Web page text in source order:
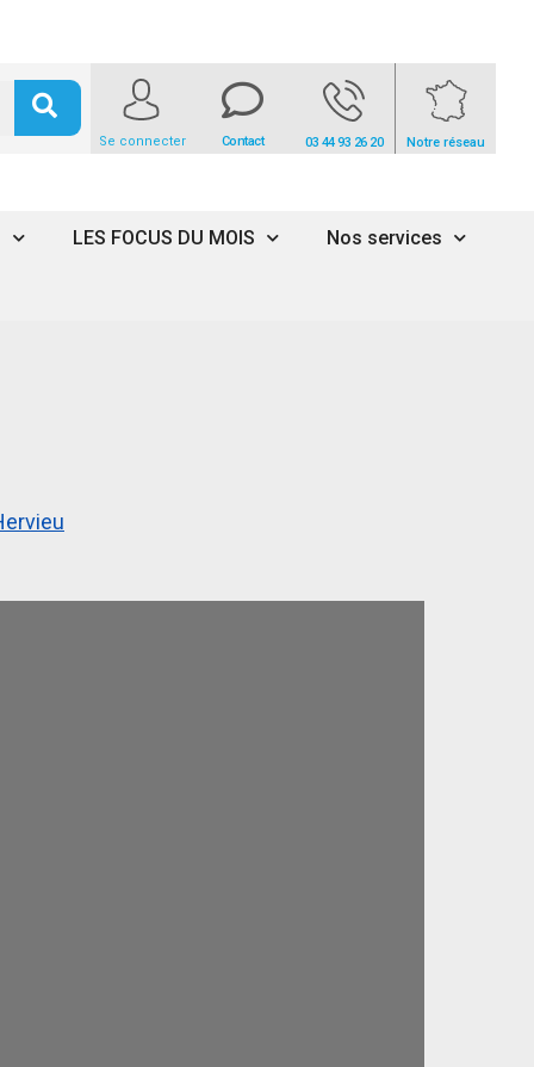
Se connecter Contact 03 44 93 26 20 Notre réseau
LES FOCUS DU MOIS Nos services